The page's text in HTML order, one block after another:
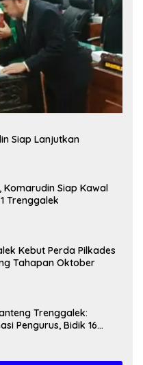
Siap Lanjutkan
Komarudin Siap Kawal
Trenggalek
Kebut Perda Pilkades
Tahapan Oktober
Trenggalek:
Pengurus, Bidik 16